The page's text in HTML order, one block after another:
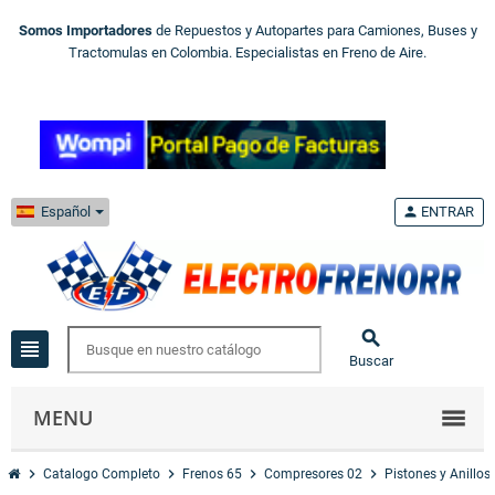
Somos Importadores de Repuestos y Autopartes para Camiones, Buses y
Tractomulas en Colombia. Especialistas en Freno de Aire.
Español
view_headline 
Buscar
person ENTRAR
MENU
chevron_right Catalogo Completo chevron_right Frenos 65 chevron_right Compresores 02 chevron_right Pistones y Anillos